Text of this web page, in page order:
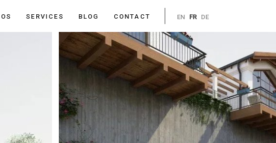
SERVICES BLOG CONTACT EN FR DE